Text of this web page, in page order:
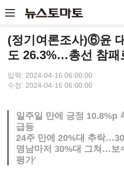
(정기여론조사)⑥윤
도 26.3%…총선 참패
입력: 2024-04-16 06:00:00
수정: 2024-04-16 06:00:00
일주일 만에 긍정 10.8%p
급등
24주 만에 20%대 추락
영남마저 30%대 그쳐…보
평가'